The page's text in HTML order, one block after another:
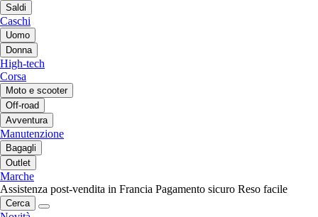
Saldi
Caschi
Uomo
Donna
High-tech
Corsa
Moto e scooter
Off-road
Avventura
Manutenzione
Bagagli
Outlet
Marche
Assistenza post-vendita in Francia Pagamento sicuro Reso facile
Cerca